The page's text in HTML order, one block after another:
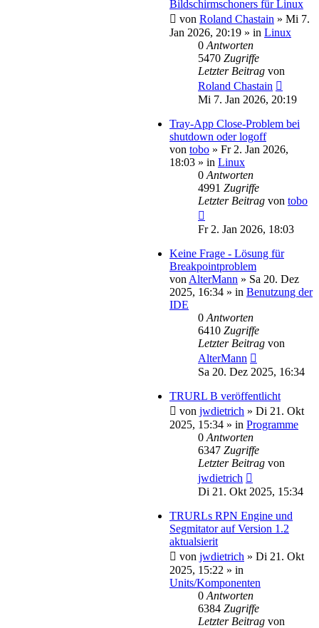
Bildschirmschoners für Linux
von Roland Chastain » Mi 7.
Jan 2026, 20:19 » in Linux
0 Antworten
5470 Zugriffe
Letzter Beitrag von
Roland Chastain
Mi 7. Jan 2026, 20:19
Tray-App Close-Problem bei
shutdown oder logoff
von tobo » Fr 2. Jan 2026,
18:03 » in Linux
0 Antworten
4991 Zugriffe
Letzter Beitrag von tobo
Fr 2. Jan 2026, 18:03
Keine Frage - Lösung für
Breakpointproblem
von AlterMann » Sa 20. Dez
2025, 16:34 » in Benutzung der
IDE
0 Antworten
6410 Zugriffe
Letzter Beitrag von
AlterMann
Sa 20. Dez 2025, 16:34
TRURL B veröffentlicht
von jwdietrich » Di 21. Okt
2025, 15:34 » in Programme
0 Antworten
6347 Zugriffe
Letzter Beitrag von
jwdietrich
Di 21. Okt 2025, 15:34
TRURLs RPN Engine und
Segmitator auf Version 1.2
aktualsierit
von jwdietrich » Di 21. Okt
2025, 15:22 » in
Units/Komponenten
0 Antworten
6384 Zugriffe
Letzter Beitrag von